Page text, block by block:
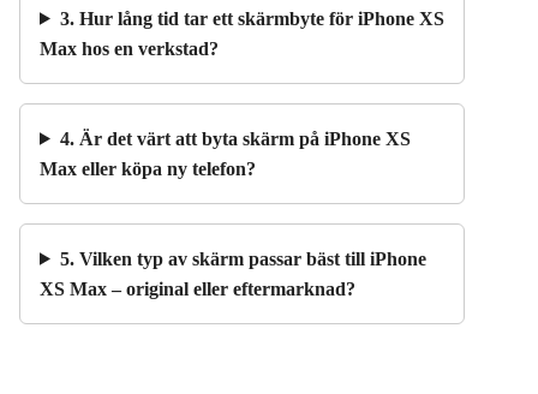
3. Hur lång tid tar ett skärmbyte för iPhone XS
Max hos en verkstad?
4. Är det värt att byta skärm på iPhone XS
Max eller köpa ny telefon?
5. Vilken typ av skärm passar bäst till iPhone
XS Max – original eller eftermarknad?